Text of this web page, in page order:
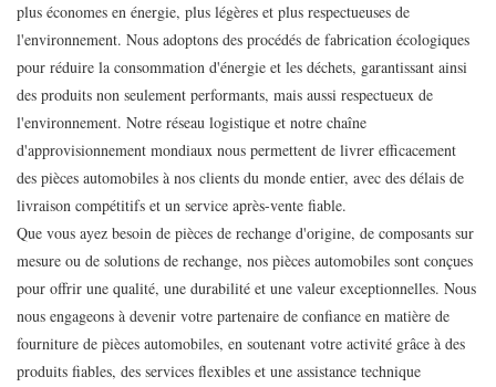
plus économes en énergie, plus légères et plus respectueuses de
l'environnement. Nous adoptons des procédés de fabrication écologiques
pour réduire la consommation d'énergie et les déchets, garantissant ainsi
des produits non seulement performants, mais aussi respectueux de
l'environnement. Notre réseau logistique et notre chaîne
d'approvisionnement mondiaux nous permettent de livrer efficacement
des pièces automobiles à nos clients du monde entier, avec des délais de
livraison compétitifs et un service après-vente fiable.
Que vous ayez besoin de pièces de rechange d'origine, de composants sur
mesure ou de solutions de rechange, nos pièces automobiles sont conçues
pour offrir une qualité, une durabilité et une valeur exceptionnelles. Nous
nous engageons à devenir votre partenaire de confiance en matière de
fourniture de pièces automobiles, en soutenant votre activité grâce à des
produits fiables, des services flexibles et une assistance technique